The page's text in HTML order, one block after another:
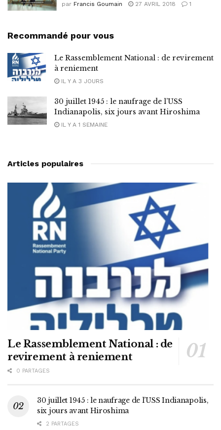
par Francis Goumain 27 AVRIL 2018 1
Recommandé pour vous
Le Rassemblement National : de revirement
à reniement
IL Y A 3 JOURS
30 juillet 1945 : le naufrage de l’USS
Indianapolis, six jours avant Hiroshima
IL Y A 1 SEMAINE
Articles populaires
Le Rassemblement National : de
revirement à reniement
0 PARTAGES
30 juillet 1945 : le naufrage de l’USS Indianapolis,
six jours avant Hiroshima
2 PARTAGES